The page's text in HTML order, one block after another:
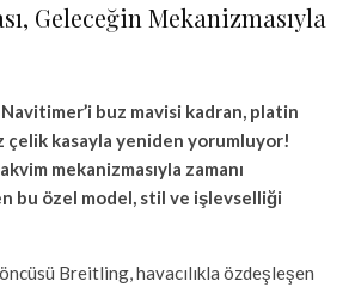
Geleceğin Mekanizmasıyla
buz mavisi kadran, platin
çelik kasayla yeniden yorumluyor!
mekanizmasıyla zamanı
bu özel model, stil ve işlevselliği
Breitling, havacılıkla özdeşleşen